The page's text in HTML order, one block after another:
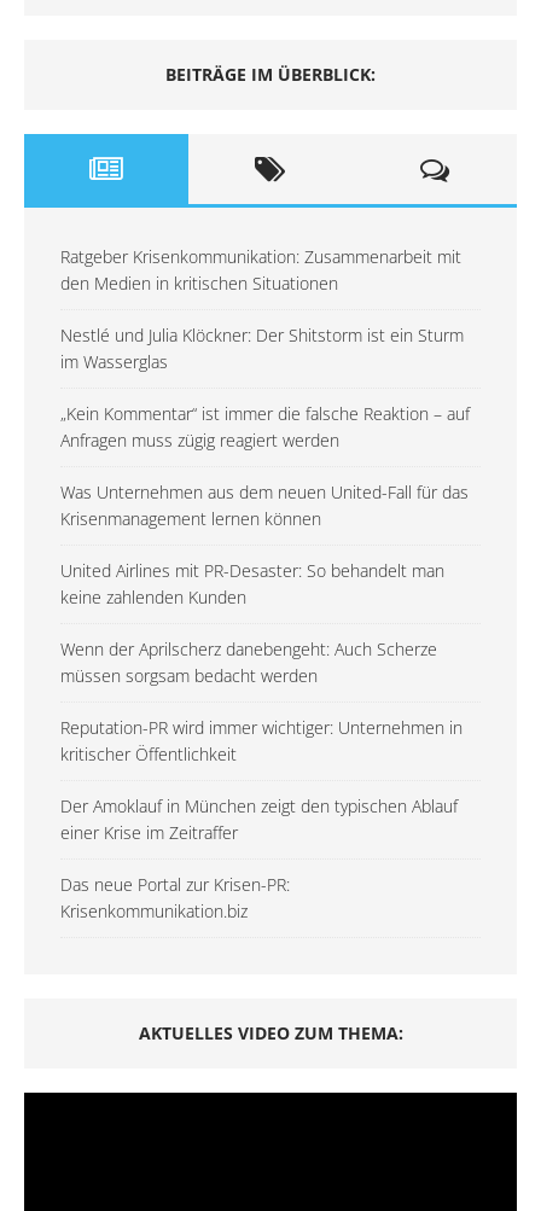
BEITRÄGE IM ÜBERBLICK:
Ratgeber Krisenkommunikation: Zusammenarbeit mit
den Medien in kritischen Situationen
Nestlé und Julia Klöckner: Der Shitstorm ist ein Sturm
im Wasserglas
„Kein Kommentar“ ist immer die falsche Reaktion – auf
Anfragen muss zügig reagiert werden
Was Unternehmen aus dem neuen United-Fall für das
Krisenmanagement lernen können
United Airlines mit PR-Desaster: So behandelt man
keine zahlenden Kunden
Wenn der Aprilscherz danebengeht: Auch Scherze
müssen sorgsam bedacht werden
Reputation-PR wird immer wichtiger: Unternehmen in
kritischer Öffentlichkeit
Der Amoklauf in München zeigt den typischen Ablauf
einer Krise im Zeitraffer
Das neue Portal zur Krisen-PR:
Krisenkommunikation.biz
AKTUELLES VIDEO ZUM THEMA: